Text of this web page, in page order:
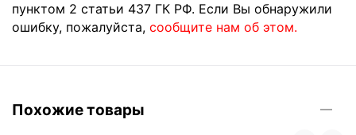
пунктом 2 статьи 437 ГК РФ. Если Вы обнаружили
ошибку, пожалуйста, сообщите нам об этом.
Похожие товары